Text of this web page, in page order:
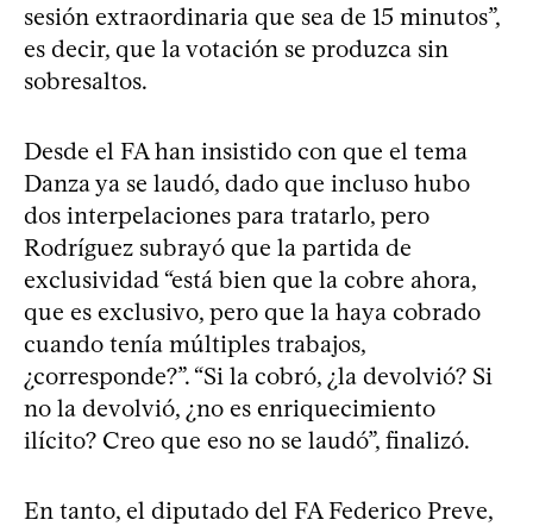
sesión extraordinaria que sea de 15 minutos”,
es decir, que la votación se produzca sin
sobresaltos.
Desde el FA han insistido con que el tema
Danza ya se laudó, dado que incluso hubo
dos interpelaciones para tratarlo, pero
Rodríguez subrayó que la partida de
exclusividad “está bien que la cobre ahora,
que es exclusivo, pero que la haya cobrado
cuando tenía múltiples trabajos,
¿corresponde?”. “Si la cobró, ¿la devolvió? Si
no la devolvió, ¿no es enriquecimiento
ilícito? Creo que eso no se laudó”, finalizó.
En tanto, el diputado del FA Federico Preve,